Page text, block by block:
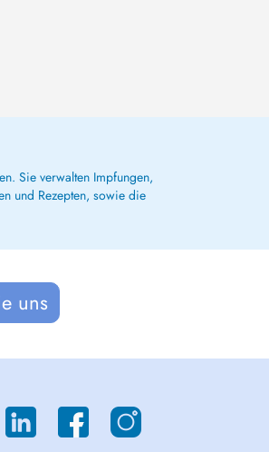
Sie verwalten Impfungen,
und Rezepten, sowie die
uns